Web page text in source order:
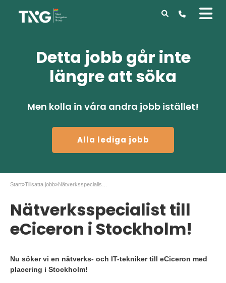
Detta jobb går inte
längre att söka
Men kolla in våra andra jobb istället!
Alla lediga jobb
Start»Tillsatta jobb»
Nätverksspecialist till
eCiceron i Stockholm!
Nu söker vi en nätverks- och IT-tekniker till eCiceron med
placering i Stockholm!